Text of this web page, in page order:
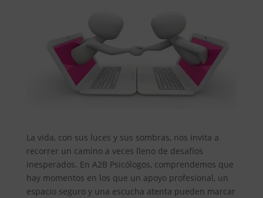
La vida, con sus luces y sus sombras, nos invita a
recorrer un camino a veces lleno de desafíos
inesperados. En A2B Psicólogos, comprendemos que
hay momentos en los que un apoyo profesional, un
espacio seguro y una escucha atenta pueden marcar